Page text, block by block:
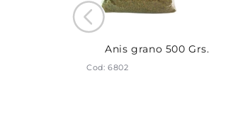
Anis grano 500 Grs.
Cod: 6802